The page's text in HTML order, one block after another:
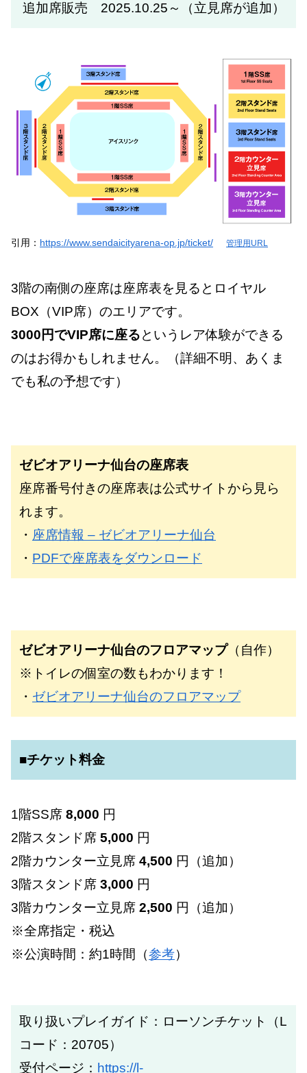
追加席販売 2025.10.25～（立見席が追加）
引用： https://www.sendaicityarena-op.jp/ticket/ 管理用URL
3階の南側の座席は座席表を見るとロイヤル
BOX（VIP席）のエリアです。
3000円でVIP席に座るというレア体験ができる
のはお得かもしれません。（詳細不明、あくま
でも私の予想です）
ゼビオアリーナ仙台の座席表
座席番号付きの座席表は公式サイトから見ら
れます。
・ 座席情報 – ゼビオアリーナ仙台
・ PDFで座席表をダウンロード
ゼビオアリーナ仙台のフロアマップ（自作）
※トイレの個室の数もわかります！
・ ゼビオアリーナ仙台のフロアマップ
■チケット料金
1階SS席 8,000 円
2階スタンド席 5,000 円
2階カウンター立見席 4,500 円（追加）
3階スタンド席 3,000 円
3階カウンター立見席 2,500 円（追加）
※全席指定・税込
※公演時間：約1時間（参考）
取り扱いプレイガイド：ローソンチケット（L
コード：20705）
受付ページ： https://l-